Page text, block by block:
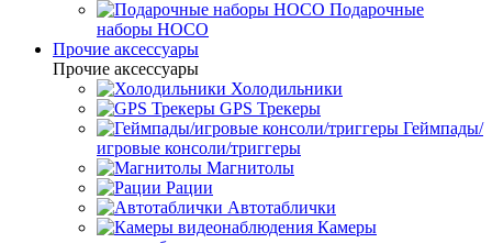
Подарочные
наборы HOCO
Прочие аксессуары
Прочие аксессуары
Холодильники
GPS Трекеры
Геймпады/
игровые консоли/триггеры
Магнитолы
Рации
Автотаблички
Камеры